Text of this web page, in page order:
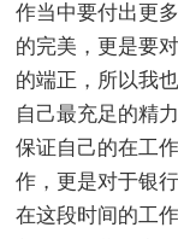
作当中要付出更
的完美，更是要
的端正，所以我
自己最充足的精
保证自己的在工
作，更是对于银
在这段时间的工